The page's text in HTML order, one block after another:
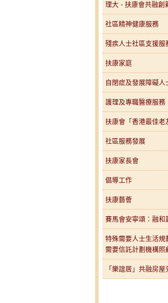
理大 - 扶康會共融創
社區精神健康服務
殘疾人士社區支援服
扶康家庭
自閉症及發展障礙人
護理及專職醫療服務
扶康會「香港最佳老
社區服務發展
扶康家長會
倡導工作
扶康藝薈
賽馬會安寧頌：融和
特殊需要人士生活規
需要信託計劃機構照
「樂誼居」共融房屋